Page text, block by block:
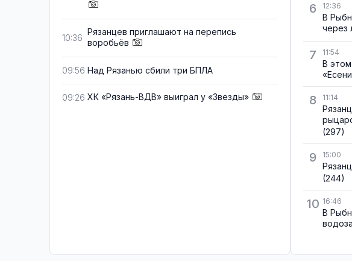
10:36
Рязанцев приглашают на перепись
воробьёв
09:56 Над Рязанью сбили три БПЛА
09:26 ХК «Рязань-ВДВ» выиграл у «Звезды»
6 12:36
В
через
7 11:54
В
8 11:14
(297)
9 15:00
(244)
10 16:46
В